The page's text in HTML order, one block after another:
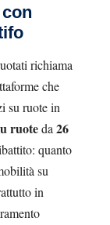
richiama
che
su ruote in
ruoteda 26
quanto
su
in